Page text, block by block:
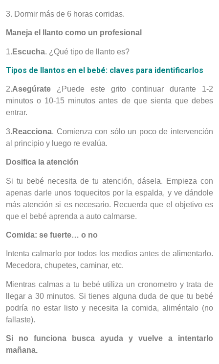
3. Dormir más de 6 horas corridas.
Maneja el llanto como un profesional
1. Escucha. ¿Qué tipo de llanto es?
Tipos de llantos en el bebé: claves para identificarlos
2.Asegúrate
¿Puede este grito continuar durante 1-2
minutos o 10-15 minutos antes de que sienta que debes
entrar.
3. Reacciona. Comienza con sólo un poco de intervención
al principio y luego re evalúa.
Dosifica la atención
Si tu bebé necesita de tu atención, dásela. Empieza con
apenas darle unos toquecitos por la espalda, y ve dándole
más atención si es necesario. Recuerda que el objetivo es
que el bebé aprenda a auto calmarse.
Comida: se fuerte… o no
Intenta calmarlo por todos los medios antes de alimentarlo.
Mecedora, chupetes, caminar, etc.
Mientras calmas a tu bebé utiliza un cronometro y trata de
llegar a 30 minutos. Si tienes alguna duda de que tu bebé
podría no estar listo y necesita la comida, aliméntalo (no
fallaste).
Si no funciona busca ayuda y vuelve a intentarlo
mañana.